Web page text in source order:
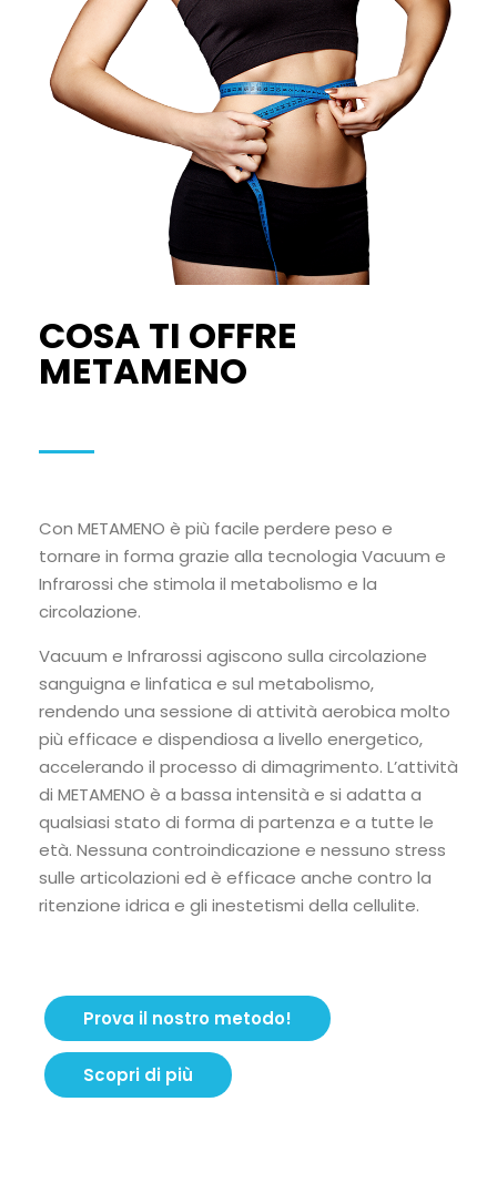
COSA TI OFFRE
METAMENO
Con METAMENO è più facile perdere peso e
tornare in forma grazie alla tecnologia Vacuum e
Infrarossi che stimola il metabolismo e la
circolazione.
Vacuum e Infrarossi agiscono sulla circolazione
sanguigna e linfatica e sul metabolismo,
rendendo una sessione di attività aerobica molto
più efficace e dispendiosa a livello energetico,
accelerando il processo di dimagrimento. L’attività
di METAMENO è a bassa intensità e si adatta a
qualsiasi stato di forma di partenza e a tutte le
età. Nessuna controindicazione e nessuno stress
sulle articolazioni ed è efficace anche contro la
ritenzione idrica e gli inestetismi della cellulite.
Prova il nostro metodo!
Scopri di più